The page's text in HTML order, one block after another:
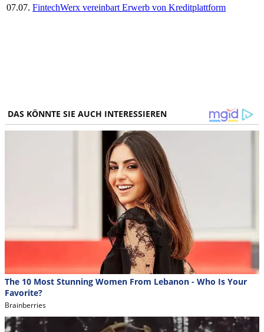
07.07. FintechWerx vereinbart Erwerb von Kreditplattform